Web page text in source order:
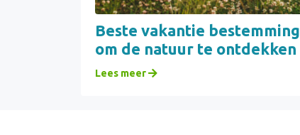
Beste vakantie bestemming
om de natuur te ontdekken
Lees meer